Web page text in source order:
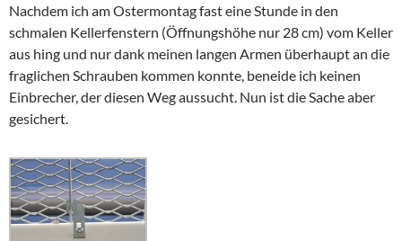
Nachdem ich am Ostermontag fast eine Stunde in den
schmalen Kellerfenstern (Öffnungshöhe nur 28 cm) vom Keller
aus hing und nur dank meinen langen Armen überhaupt an die
fraglichen Schrauben kommen konnte, beneide ich keinen
Einbrecher, der diesen Weg aussucht. Nun ist die Sache aber
gesichert.